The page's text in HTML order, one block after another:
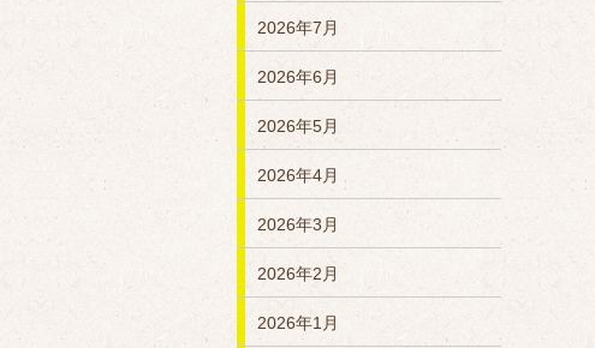
2026年7月
2026年6月
2026年5月
2026年4月
2026年3月
2026年2月
2026年1月